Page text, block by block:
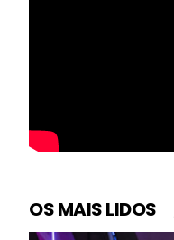
OS MAIS LIDOS